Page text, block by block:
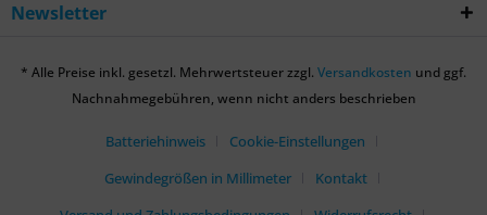
Newsletter
* Alle Preise inkl. gesetzl. Mehrwertsteuer zzgl. Versandkosten und ggf.
Nachnahmegebühren, wenn nicht anders beschrieben
Batteriehinweis
Cookie-Einstellungen
Gewindegrößen in Millimeter
Kontakt